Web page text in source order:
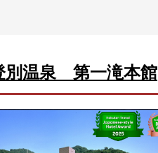
別温泉 第一滝本館